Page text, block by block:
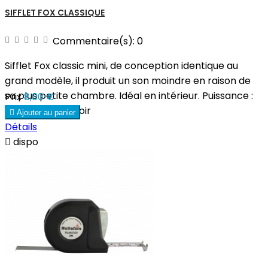
SIFFLET FOX CLASSIQUE
Commentaire(s): 0
Sifflet Fox classic mini, de conception identique au
grand modèle, il produit un son moindre en raison de
sa plus petite chambre. Idéal en intérieur. Puissance :
109dB couleur:noir
Prix8,00 €
 Ajouter au panier
Détails
 dispo